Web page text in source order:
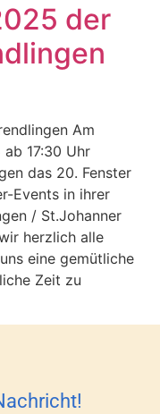
der
Am
17:30 Uhr
das 20. Fenster
Events in ihrer
/ St.Johanner
wir herzlich alle
eine gemütliche
Zeit zu